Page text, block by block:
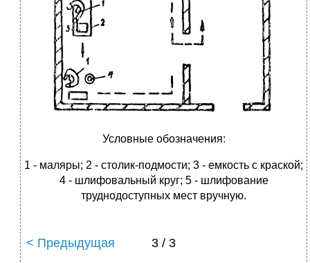
Условные обозначения:
1 - маляры; 2 - столик-подмости; 3 - емкость с краской;
4 - шлифовальный круг; 5 - шлифование
труднодоступных мест вручную.
< Предыдущая 3 / 3